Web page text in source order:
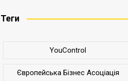
Теги
YouControl
Європейська Бізнес Асоціація